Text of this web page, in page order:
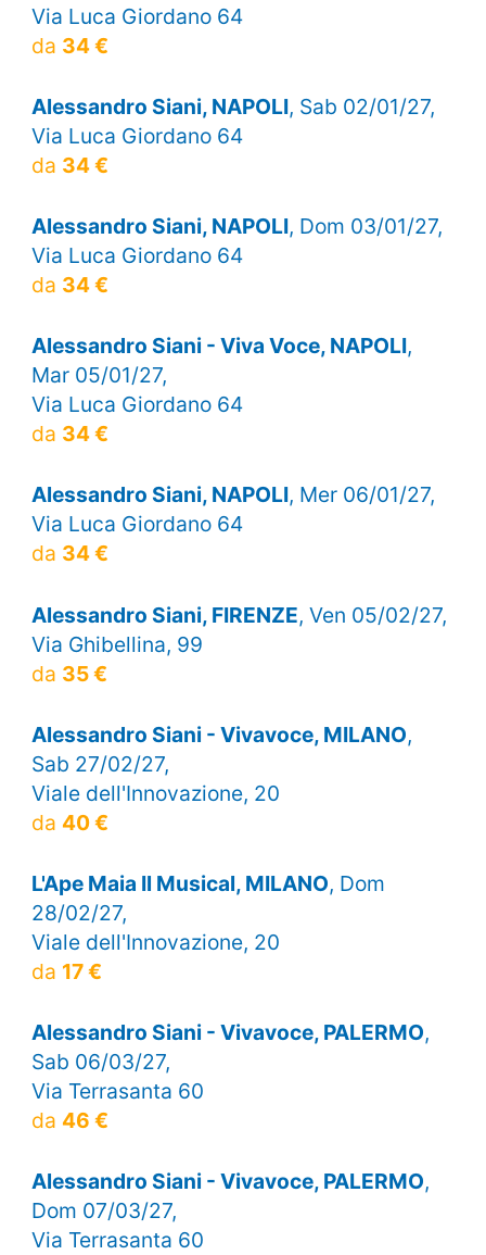
Via Luca Giordano 64
da 34 €
Alessandro Siani, NAPOLI, Sab 02/01/27,
Via Luca Giordano 64
da 34 €
Alessandro Siani, NAPOLI, Dom 03/01/27,
Via Luca Giordano 64
da 34 €
Alessandro Siani - Viva Voce, NAPOLI,
Mar 05/01/27,
Via Luca Giordano 64
da 34 €
Alessandro Siani, NAPOLI, Mer 06/01/27,
Via Luca Giordano 64
da 34 €
Alessandro Siani, FIRENZE, Ven 05/02/27,
Via Ghibellina, 99
da 35 €
Alessandro Siani - Vivavoce, MILANO,
Sab 27/02/27,
Viale dell'Innovazione, 20
da 40 €
L'Ape Maia Il Musical, MILANO, Dom
28/02/27,
Viale dell'Innovazione, 20
da 17 €
Alessandro Siani - Vivavoce, PALERMO,
Sab 06/03/27,
Via Terrasanta 60
da 46 €
Alessandro Siani - Vivavoce, PALERMO,
Dom 07/03/27,
Via Terrasanta 60